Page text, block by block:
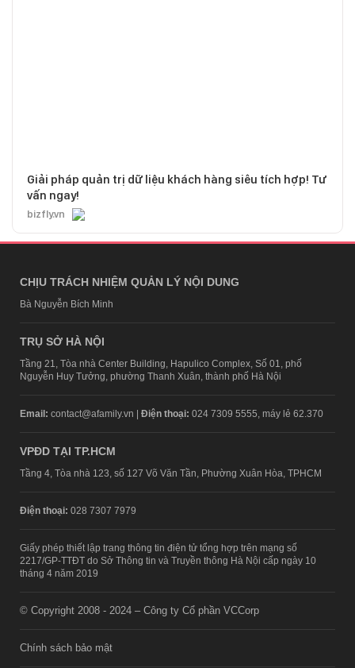
Giải pháp quản trị dữ liệu khách hàng siêu tích hợp! Tư
vấn ngay!
bizfly.vn
CHỊU TRÁCH NHIỆM QUẢN LÝ NỘI DUNG
Bà Nguyễn Bích Minh
TRỤ SỞ HÀ NỘI
Tầng 21, Tòa nhà Center Building, Hapulico Complex, Số 01, phố
Nguyễn Huy Tưởng, phường Thanh Xuân, thành phố Hà Nội
Email: contact@afamily.vn | Điện thoại: 024 7309 5555, máy lẻ 62.370
VPĐD TẠI TP.HCM
Tầng 4, Tòa nhà 123, số 127 Võ Văn Tần, Phường Xuân Hòa, TPHCM
Điện thoại: 028 7307 7979
Giấy phép thiết lập trang thông tin điện tử tổng hợp trên mạng số
2217/GP-TTĐT do Sở Thông tin và Truyền thông Hà Nội cấp ngày 10
tháng 4 năm 2019
© Copyright 2008 - 2024 – Công ty Cổ phần VCCorp
Chính sách bảo mật